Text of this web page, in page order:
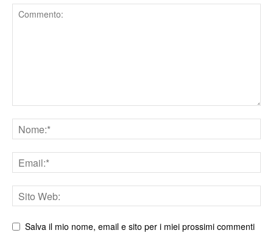
Comment
Nome
Email
Sito
web
Salva il mio nome, email e sito per i miei prossimi commenti